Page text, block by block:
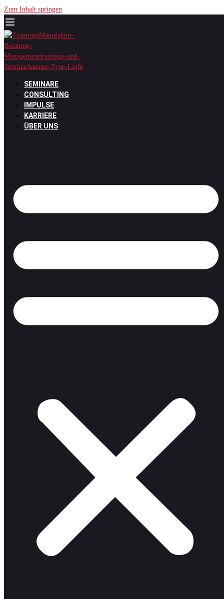
Zum Inhalt springen
SEMINARE
CONSULTING
IMPULSE
KARRIERE
ÜBER UNS